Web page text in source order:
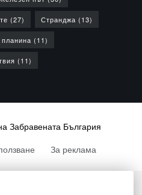
(27) Странджа (13)
планина (11)
(11)
Забравената България
За реклама